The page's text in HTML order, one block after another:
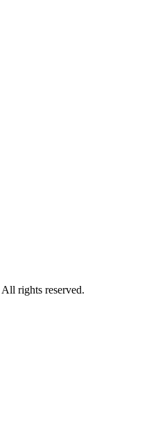
rights reserved.